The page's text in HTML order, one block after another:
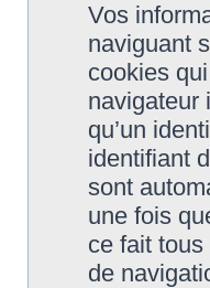
Vos
naviguant
cookies
navigateur
qu’un
identifiant
sont
une fois
ce fait
de